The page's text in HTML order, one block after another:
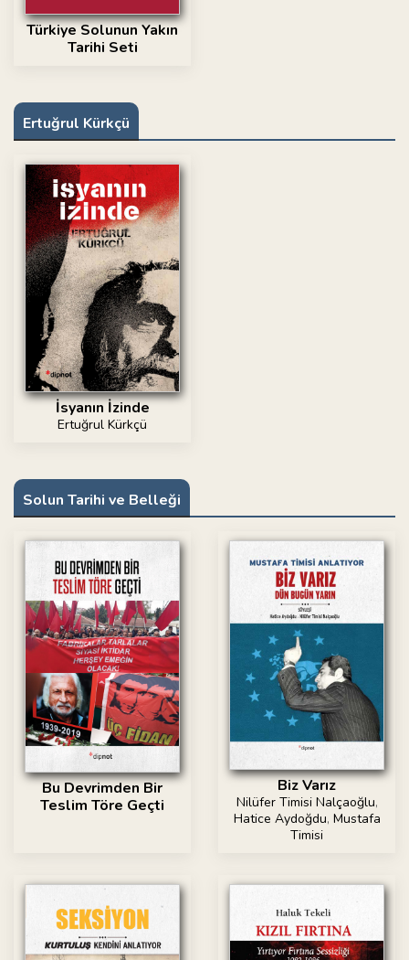
Türkiye Solunun Yakın
Tarihi Seti
Ertuğrul Kürkçü
İsyanın İzinde
Ertuğrul Kürkçü
Solun Tarihi ve Belleği
Bu Devrimden Bir
Teslim Töre Geçti
Biz Varız
Nilüfer Timisi Nalçaoğlu,
Hatice Aydoğdu, Mustafa
Timisi